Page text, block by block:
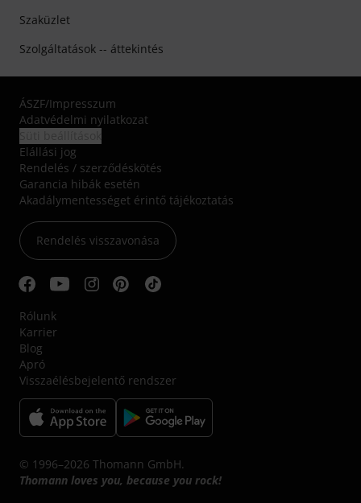
Szaküzlet
Szolgáltatások -- áttekintés
ÁSZF/Impresszum
Adatvédelmi nyilatkozat
Elállási jog
Rendelés / szerződéskötés
Garancia hibák esetén
Akadálymentességet érintő tájékoztatás
Rendelés visszavonása
Rólunk
Karrier
Blog
Apró
Visszaélésbejelentő rendszer
© 1996–2026 Thomann GmbH.
Thomann loves you, because you rock!